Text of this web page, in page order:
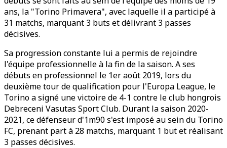
ans, la "Torino Primavera", avec laquelle il a participé à
31 matchs, marquant 3 buts et délivrant 3 passes
décisives.
Sa progression constante lui a permis de rejoindre
l'équipe professionnelle à la fin de la saison. A ses
débuts en professionnel le 1er août 2019, lors du
deuxième tour de qualification pour l'Europa League, le
Torino a signé une victoire de 4-1 contre le club hongrois
Debreceni Vasutas Sport Club. Durant la saison 2020-
2021, ce défenseur d'1m90 s'est imposé au sein du Torino
FC, prenant part à 28 matchs, marquant 1 but et réalisant
3 passes décisives.